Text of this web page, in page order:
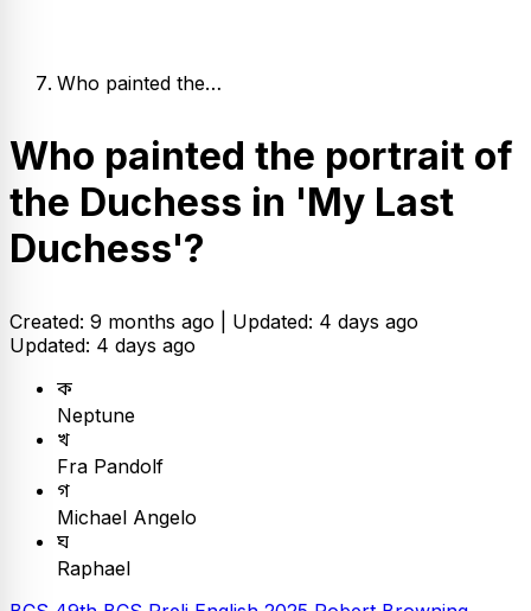
Who painted the…
Who painted the portrait of
the Duchess in 'My Last
Duchess'?
Created: 9 months ago | Updated: 4 days ago
Updated: 4 days ago
ক
Neptune
খ
Fra Pandolf
গ
Michael Angelo
ঘ
Raphael